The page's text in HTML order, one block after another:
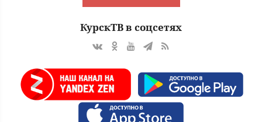
КурскТВ в соцсетях